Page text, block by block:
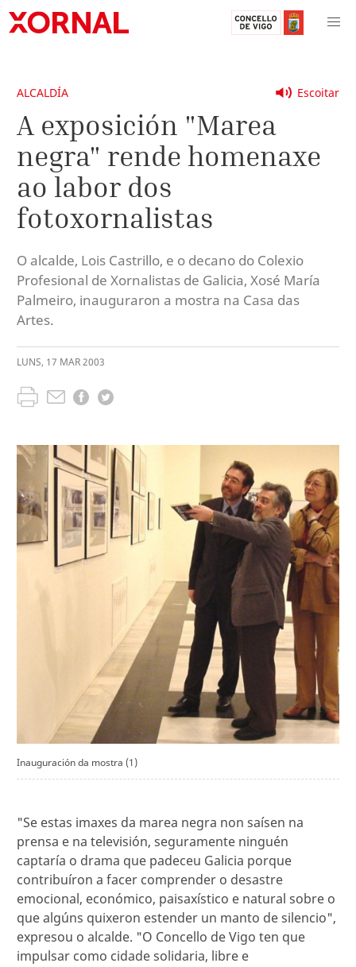
Escoitar
ALCALDÍA
A exposición "Marea
negra" rende homenaxe
ao labor dos
fotoxornalistas
O alcalde, Lois Castrillo, e o decano do Colexio
Profesional de Xornalistas de Galicia, Xosé María
Palmeiro, inauguraron a mostra na Casa das
Artes.
LUNS, 17 MAR2003
Inauguración da mostra (1)
"Se estas imaxes da marea negra non saísen na
prensa e na televisión, seguramente ninguén
captaría o drama que padeceu Galicia porque
contribuíron a facer comprender o desastre
emocional, económico, paisaxístico e natural sobre o
que algúns quixeron estender un manto de silencio",
expresou o alcalde. "O Concello de Vigo ten que
impulsar como cidade solidaria, libre e